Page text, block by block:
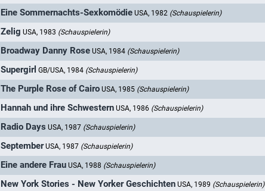
Eine Sommernachts-Sexkomödie USA, 1982 (Schauspielerin)
Zelig USA, 1983 (Schauspielerin)
Broadway Danny Rose USA, 1984 (Schauspielerin)
Supergirl GB/USA, 1984 (Schauspielerin)
The Purple Rose of Cairo USA, 1985 (Schauspielerin)
Hannah und ihre Schwestern USA, 1986 (Schauspielerin)
Radio Days USA, 1987 (Schauspielerin)
September USA, 1987 (Schauspielerin)
Eine andere Frau USA, 1988 (Schauspielerin)
New York Stories - New Yorker Geschichten USA, 1989 (Schauspielerin)